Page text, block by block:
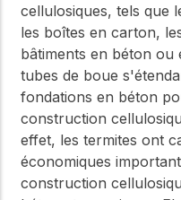
cellulosiques, tels que
les boîtes en carton,
bâtiments en béton ou
tubes de boue
fondations en béton
construction
effet, les termites ont
économiques
construction